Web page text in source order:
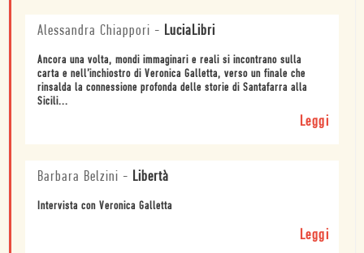
Alessandra Chiappori - LuciaLibri
Ancora una volta, mondi immaginari e reali si incontrano sulla
carta e nell’inchiostro di Veronica Galletta, verso un finale che
rinsalda la connessione profonda delle storie di Santafarra alla
Sicili...
Leggi
Barbara Belzini - Libertà
Intervista con Veronica Galletta
Leggi